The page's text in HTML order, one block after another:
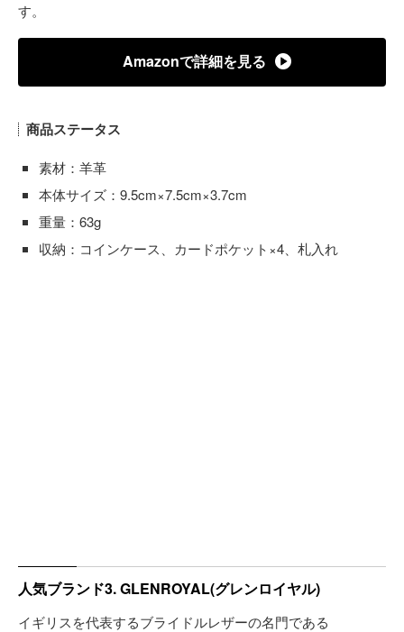
す。
Amazonで詳細を見る
商品ステータス
素材：羊革
本体サイズ：9.5cm×7.5cm×3.7cm
重量：63g
収納：コインケース、カードポケット×4、札入れ
人気ブランド3. GLENROYAL(グレンロイヤル)
イギリスを代表するブライドルレザーの名門である